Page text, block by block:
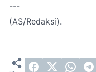
---
(AS/Redaksi).